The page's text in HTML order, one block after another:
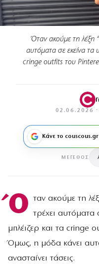
Όταν ακούμε τη λέξη
αυτόματα σε εκείνα τα
cringe outfits του
02.06.2026
Κάνε το
ΜΈΓΕΘΟΣ
Ό ταν ακούμε τη
τρέχει αυτόματα
μπλέιζερ και τα cringe
Όμως, η μόδα κάνει
ανασταίνει τάσεις.